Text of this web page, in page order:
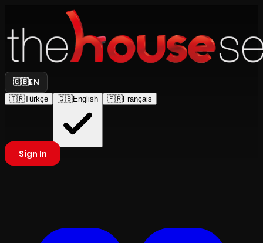
🇬🇧EN
🇹🇷Türkçe 🇬🇧English 🇫🇷Français
Sign In